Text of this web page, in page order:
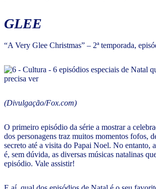
GLEE
“A Very Glee Christmas” – 2ª temporada,
(Divulgação/Fox.com)
O primeiro episódio da série a mostrar a
dos personagens traz muitos momentos fofos,
secreto até a visita do Papai Noel. No entanto,
é, sem dúvida, as diversas músicas natalinas
episódio. Vale assistir!